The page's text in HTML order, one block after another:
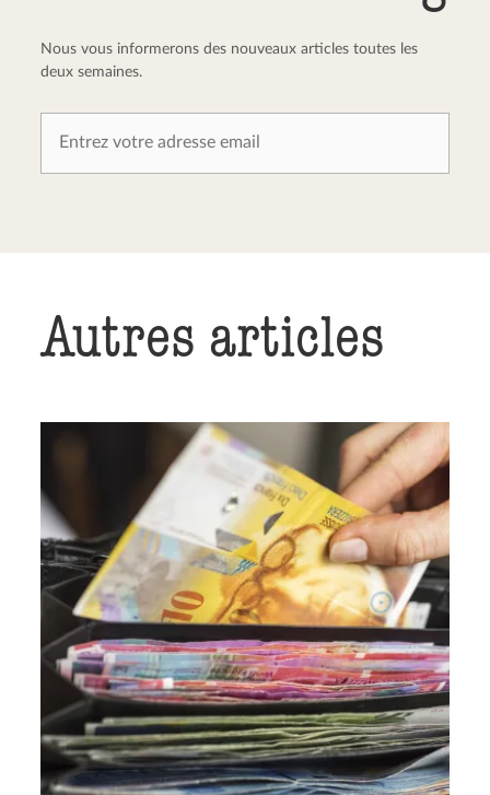
Nous vous informerons des nouveaux articles toutes les
deux semaines.
Autres articles